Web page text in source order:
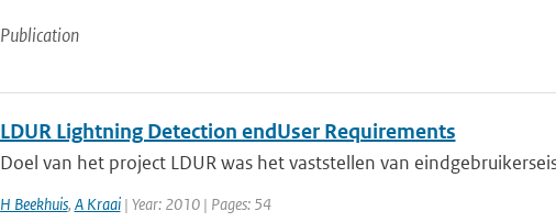
Publication
LDUR Lightning Detection endUser Requirements
Doel van het project LDUR was het vaststellen van
H Beekhuis, A Kraai| Year: 2010 | Pages: 54